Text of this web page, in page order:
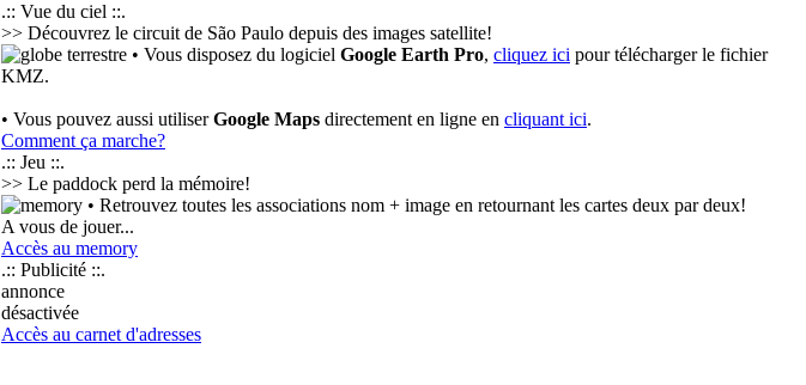
.:: Vue du ciel ::.
>> Découvrez le circuit de São Paulo depuis des images satellite!
• Vous disposez du logiciel Google Earth Pro, cliquez ici pour télécharger le fichier
KMZ.
• Vous pouvez aussi utiliserGoogle Maps directement en ligne en cliquant ici.
Comment ça marche?
.:: Jeu ::.
>> Le paddock perd la mémoire!
• Retrouvez toutes les associations nom + image en retournant les cartes deux par deux!
A vous de jouer...
Accès au memory
.:: Publicité ::.
annonce
désactivée
Accès au carnet d'adresses